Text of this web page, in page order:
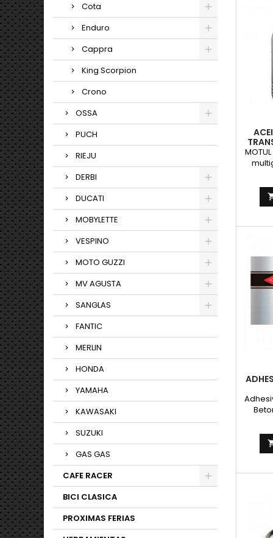
Cota
Enduro
Cappra
King Scorpion
Crono
OSSA
PUCH
RIEJU
DERBI
DUCATI
MOBYLETTE
VESPINO
MOTO GUZZI
MV AGUSTA
SANGLAS
FANTIC
MERLIN
HONDA
YAMAHA
KAWASAKI
SUZUKI
GAS GAS
CAFE RACER
BICI CLASICA
PROXIMAS FERIAS
/
como